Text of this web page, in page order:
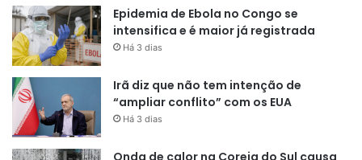
Epidemia de Ebola no Congo se
intensifica e é maior já registrada
Há 3 dias
Irã diz que não tem intenção de
“ampliar conflito” com os EUA
Há 3 dias
Onda de calor na Coreia do Sul causa